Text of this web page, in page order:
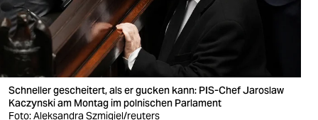
nord
wahrheit
verlag
verlag
Schneller gescheitert, als er gucken kann: PIS-Chef Jaroslaw
Kaczynski am Montag im polnischen Parlament
Foto: Aleksandra Szmigiel/reuters